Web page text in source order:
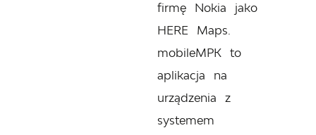
firmę Nokia jako
HERE Maps.
mobileMPK to
aplikacja na
urządzenia z
systemem